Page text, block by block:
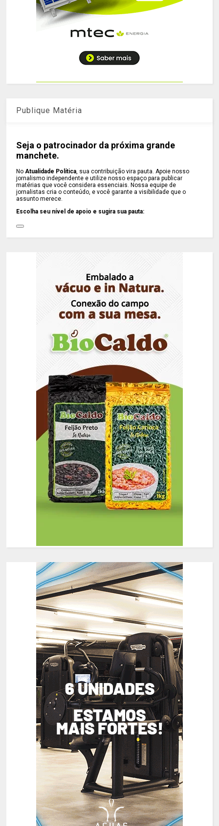
Publique Matéria
Seja o patrocinador da próxima grande
manchete.
NoAtualidade Política, sua contribuição vira pauta. Apoie nosso
jornalismo independente e utilize nosso espaço para publicar
matérias que você considera essenciais. Nossa equipe de
jornalistas cria o conteúdo, e você garante a visibilidade que o
assunto merece.
Escolha seu nível de apoio e sugira sua pauta: